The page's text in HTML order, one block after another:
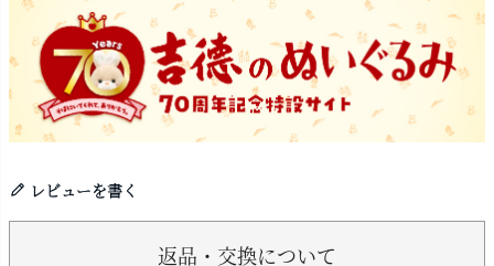
レビューを書く
返品・交換について